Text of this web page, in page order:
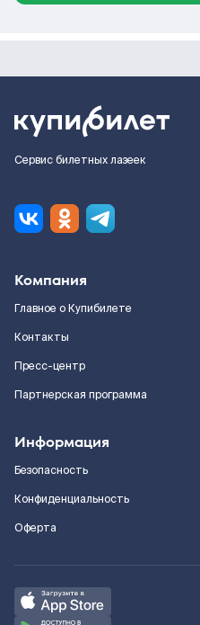
Сервис билетных лазеек
Компания
Главное о Купибилете
Контакты
Пресс-центр
Партнерская программа
Информация
Безопасность
Конфиденциальность
Оферта